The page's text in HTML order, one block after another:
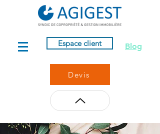
Espace client Blog
Devis